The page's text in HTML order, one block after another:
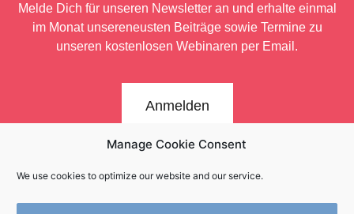
Manage Cookie Consent
We use cookies to optimize our website and our service.
Melde Dich für unseren Newsletter an und erhalte einmal
im Monat unsereneusten Beiträge sowie Termine zu
unseren kostenlosen Webinaren per Email.
Anmelden